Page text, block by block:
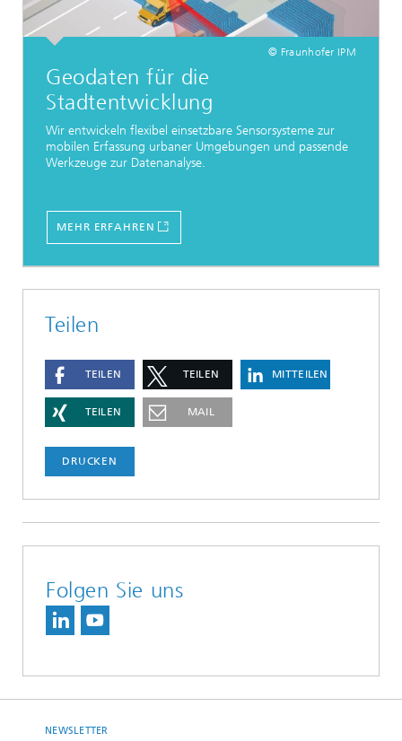
© Fraunhofer IPM
Geodaten für die
Stadtentwicklung
Wir entwickeln flexibel einsetzbare Sensorsysteme zur
mobilen Erfassung urbaner Umgebungen und passende
Werkzeuge zur Datenanalyse.
MEHR ERFAHREN
Teilen
TEILEN TEILEN MITTEILEN
TEILEN MAIL
DRUCKEN
Folgen Sie uns
NEWSLETTER